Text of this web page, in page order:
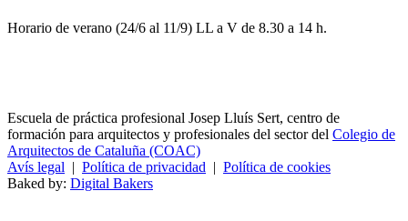
Horario de verano (24/6 al 11/9) LL a V de 8.30 a 14 h.
Escuela de práctica profesional Josep Lluís Sert, centro de
formación para arquitectos y profesionales del sector del Colegio de
Arquitectos de Cataluña (COAC)
Avís legal | Política de privacidad | Política de cookies
Baked by: Digital Bakers